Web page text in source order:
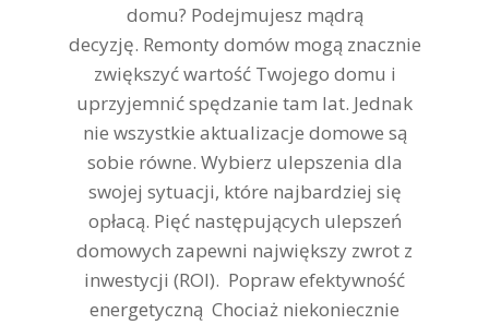
domu? Podejmujesz mądrą
decyzję. Remonty domów mogą znacznie
zwiększyć wartość Twojego domu i
uprzyjemnić spędzanie tam lat. Jednak
nie wszystkie aktualizacje domowe są
sobie równe. Wybierz ulepszenia dla
swojej sytuacji, które najbardziej się
opłacą. Pięć następujących ulepszeń
domowych zapewni największy zwrot z
inwestycji (ROI). Popraw efektywność
energetyczną Chociaż niekoniecznie